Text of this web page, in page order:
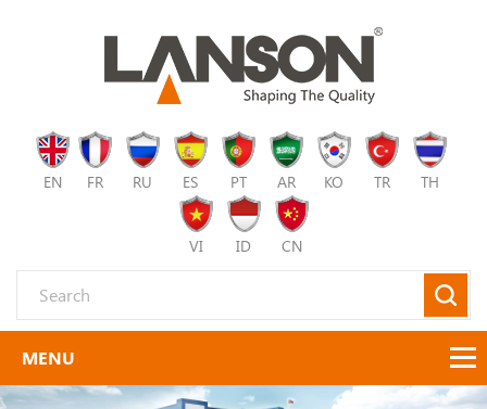
EN FR RU ES PT AR KO TR TH
VI ID CN